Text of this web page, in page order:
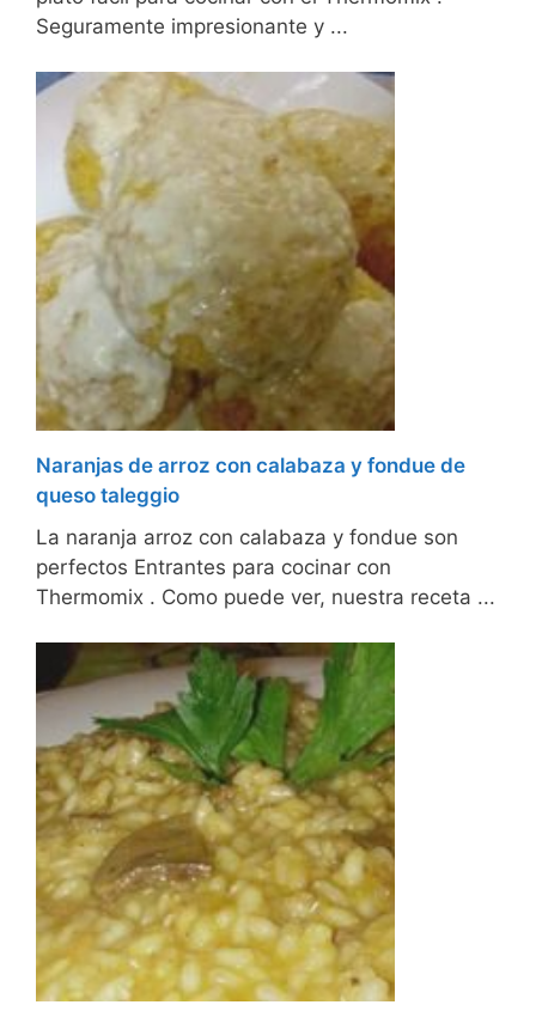
Seguramente impresionante y ...
Naranjas de arroz con calabaza y fondue de
queso taleggio
La naranja arroz con calabaza y fondue son
perfectos Entrantes para cocinar con
Thermomix . Como puede ver, nuestra receta ...